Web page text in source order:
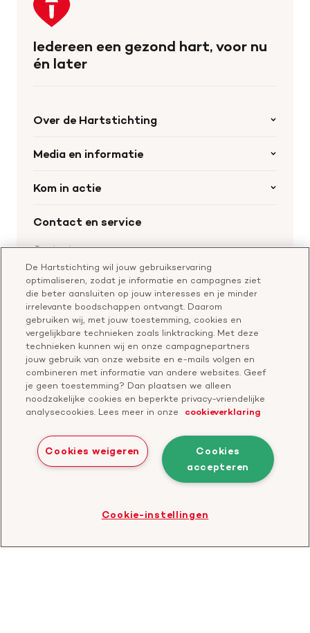
naar
homepage
Iedereen een gezond hart, voor nu
én later
Over de Hartstichting
Organisatie
Werken bij de Hartstichting
Media en informatie
Nieuws
Materialen bestellen
Aanmelden nieuwsbrief
Kom in actie
Leer reanimeren
Geef ter nagedachtenis
Start een actie
Contact en service
Contactgegevens
Bel of chat met een voorlichter
Vragen over donateurschap
Klachtenformulier
Check je gesprek
Doneer
Bezoek
onze
Facebook
Bezoek
ons
YouTube
Bezoek
onze
LinkedIn
Bezoek
onze
TikTok
profiel
Bezoek
onze
Twitter
profiel
Bezoek
onze
Threads
profiel
Privacyverklaring
Bezoek
De Hartstichting wil jouw gebruikservaring
optimaliseren, zodat je informatie en campagnes ziet
die beter aansluiten op jouw interesses en je minder
irrelevante boodschappen ontvangt. Daarom
gebruiken wij, met jouw toestemming, cookies en
vergelijkbare technieken zoals linktracking. Met deze
technieken kunnen wij en onze campagnepartners
jouw gebruik van onze website en e-mails volgen en
combineren met informatie van andere websites. Geef
je geen toestemming? Dan plaatsen we alleen
noodzakelijke cookies en beperkte privacy-vriendelijke
analysecookies. Lees meer in onze
cookieverklaring
Cookies
accepteren
Cookies weigeren
Cookie-instellingen